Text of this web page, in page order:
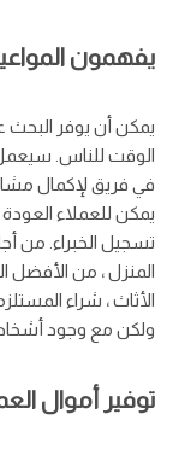
يفهمون
يمكن أن يوفر البحث
الوقت للناس.
في فريق لإكمال
يمكن للعملاء
تسجيل الخبراء. من
المنزل ، من
الأثاث ، شراء
ولكن مع وجود
توفير أموال